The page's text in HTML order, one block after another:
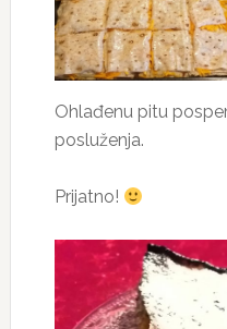
Ohlađenu pitu
posluženja.
Prijatno!